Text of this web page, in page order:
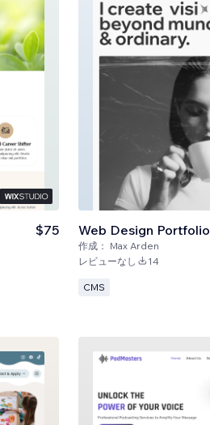
$75 Web Design Portfolio
作成： Max Arden
レビューなし 14
CMS